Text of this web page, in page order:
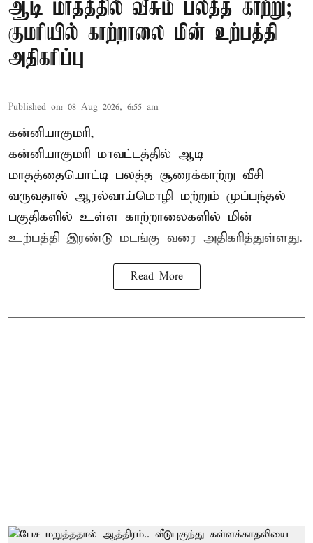
ஆடி மாதத்தில் வீசும் பலத்த காற்று;
குமரியில் காற்றாலை மின் உற்பத்தி
அதிகரிப்பு
Published on: 08 Aug 2026, 6:55 am
கன்னியாகுமரி,
கன்னியாகுமரி மாவட்டத்தில் ஆடி
மாதத்தையொட்டி பலத்த சூரைக்காற்று வீசி
வருவதால் ஆரல்வாய்மொழி மற்றும் முப்பந்தல்
பகுதிகளில் உள்ள காற்றாலைகளில் மின்
உற்பத்தி இரண்டு மடங்கு வரை அதிகரித்துள்ளது.
Read More